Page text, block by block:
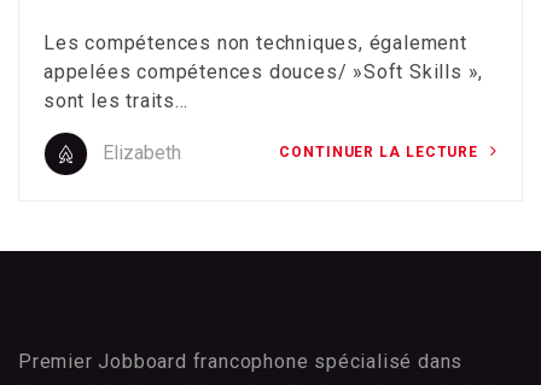
Les compétences non techniques, également
appelées compétences douces/ »Soft Skills »,
sont les traits…
Elizabeth CONTINUER LA LECTURE
Premier Jobboard francophone spécialisé dans